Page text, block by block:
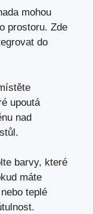
mohou
prostoru. Zde
do
upoutá
nad
barvy, které
máte
teplé